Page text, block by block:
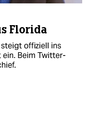
Florida
steigt offiziell ins
ein. Beim Twitter-